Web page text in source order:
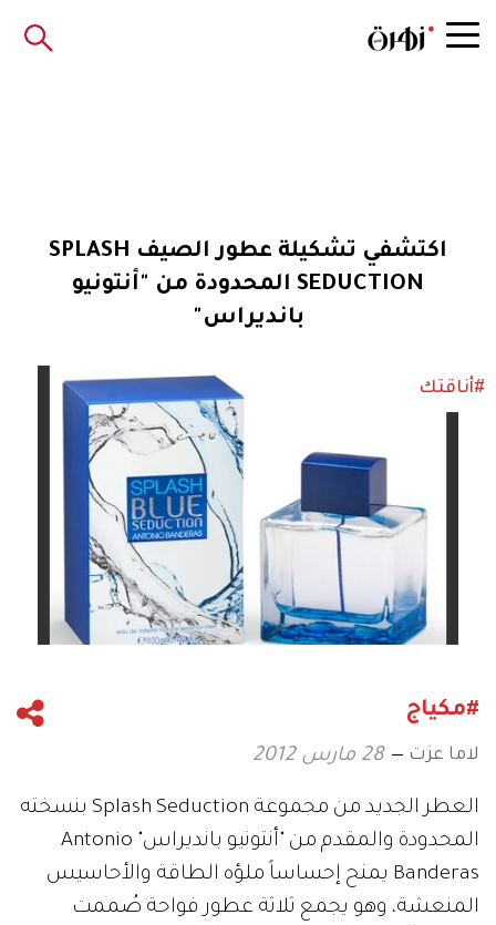
اكتشفي تشكيلة عطور الصيف SPLASH
SEDUCTION المحدودة من "أنتونيو
بانديراس"
#أناقتك
#مكياج
لاما عزت 28 مارس 2012
العطر الجديد من مجموعة Splash Seduction بنسخته
المحدودة والمقدم من "أنتونيو بانديراس" Antonio
Banderas يمنح إحساساً ملؤه الطاقة والأحاسيس
المنعشة، وهو يجمع ثلاثة عطور فواحة صُممت